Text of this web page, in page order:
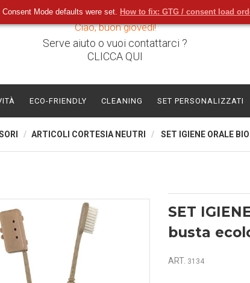
Mode defaults were set. How to fix: GTG / consent load
Ciao, buon giovedì!
Serve aiuto o vuoi contattarci ?
CLICCA QUI
ECO-FRIENDLY CLEANING SET PERSONALIZZATI
ARTICOLI CORTESIA NEUTRI SET IGIENE ORALE
SET
busta
ART. 3134